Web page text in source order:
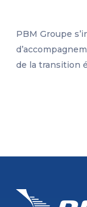
PBM Groupe
de la transition